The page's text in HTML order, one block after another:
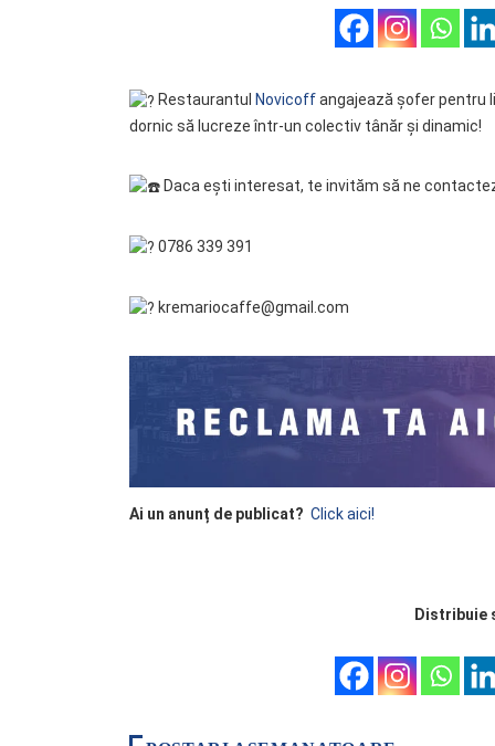
Restaurantul Novicoffangajează șofer pentru
dornic să lucreze într-un colectiv tânăr și dinamic!
Daca ești interesat, te invităm să ne
0786 339 391
kremariocaffe@gmail.com
Ai un anunț de publicat? Click aici!
Distribuie